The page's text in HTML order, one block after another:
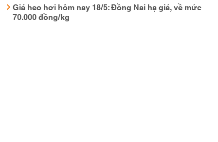
Giá heo hơi hôm nay 18/5: Đồng Nai hạ giá, về mức
70.000 đồng/kg